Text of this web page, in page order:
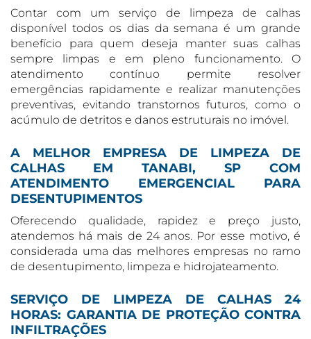
Contar com um serviço de limpeza de calhas
disponível todos os dias da semana é um grande
benefício para quem deseja manter suas calhas
sempre limpas e em pleno funcionamento. O
atendimento contínuo permite resolver
emergências rapidamente e realizar manutenções
preventivas, evitando transtornos futuros, como o
acúmulo de detritos e danos estruturais no imóvel.
A MELHOR EMPRESA DE LIMPEZA DE
CALHAS EM TANABI, SP COM
ATENDIMENTO EMERGENCIAL PARA
DESENTUPIMENTOS
Oferecendo qualidade, rapidez e preço justo,
atendemos há mais de 24 anos. Por esse motivo, é
considerada uma das melhores empresas no ramo
de desentupimento, limpeza e hidrojateamento.
SERVIÇO DE LIMPEZA DE CALHAS 24
HORAS: GARANTIA DE PROTEÇÃO CONTRA
INFILTRAÇÕES